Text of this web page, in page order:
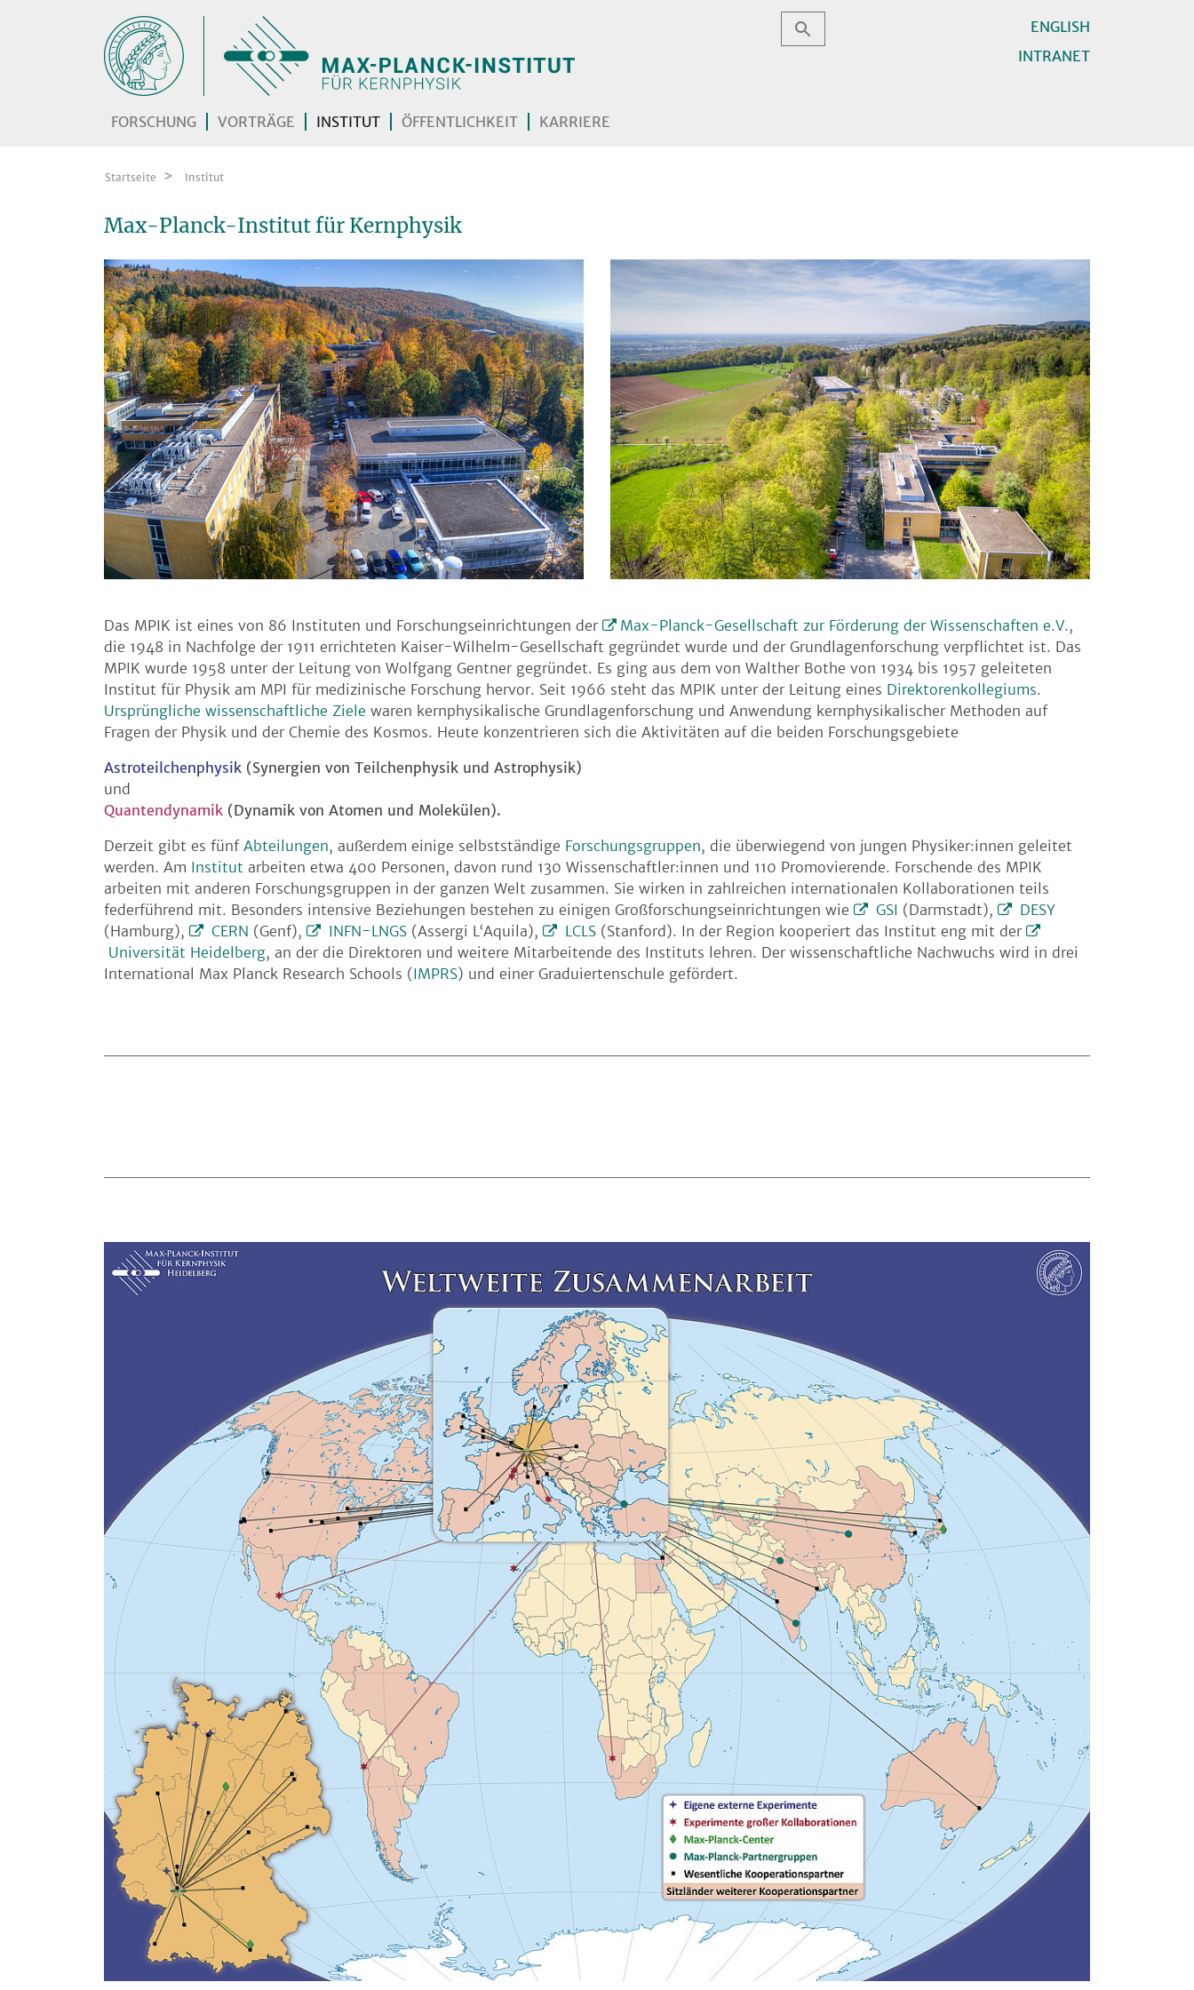
ENGLISH
INTRANET
FORSCHUNG VORTRÄGE INSTITUT ÖFFENTLICHKEIT KARRIERE
Startseite Institut
Max-Planck-Institut für Kernphysik
Das MPIK ist eines von 86 Instituten und Forschungseinrichtungen der Max-Planck-Gesellschaft zur Förderung der Wissenschaften e.V.,
die 1948 in Nachfolge der 1911 errichteten Kaiser-Wilhelm-Gesellschaft gegründet wurde und der Grundlagenforschung verpflichtet ist. Das
MPIK wurde 1958 unter der Leitung von Wolfgang Gentner gegründet. Es ging aus dem von Walther Bothe von 1934 bis 1957 geleiteten
Institut für Physik am MPI für medizinische Forschung hervor. Seit 1966 steht das MPIK unter der Leitung eines Direktorenkollegiums.
Ursprüngliche wissenschaftliche Ziele waren kernphysikalische Grundlagenforschung und Anwendung kernphysikalischer Methoden auf
Fragen der Physik und der Chemie des Kosmos. Heute konzentrieren sich die Aktivitäten auf die beiden Forschungsgebiete
Astroteilchenphysik (Synergien von Teilchenphysik und Astrophysik)
und
Quantendynamik (Dynamik von Atomen und Molekülen).
Derzeit gibt es fünf Abteilungen, außerdem einige selbstständige Forschungsgruppen, die überwiegend von jungen Physiker:innen geleitet
werden. Am Institut arbeiten etwa 400 Personen, davon rund 130 Wissenschaftler:innen und 110 Promovierende. Forschende des MPIK
arbeiten mit anderen Forschungsgruppen in der ganzen Welt zusammen. Sie wirken in zahlreichen internationalen Kollaborationen teils
federführend mit. Besonders intensive Beziehungen bestehen zu einigen Großforschungseinrichtungen wie
GSI (Darmstadt),
DESY
(Hamburg),
CERN (Genf), INFN-LNGS (Assergi L‘Aquila), LCLS (Stanford). In der Region kooperiert das Institut eng mit der
Universität Heidelberg, an der die Direktoren und weitere Mitarbeitende des Instituts lehren. Der wissenschaftliche Nachwuchs wird in drei
International Max Planck Research Schools (IMPRS) und einer Graduiertenschule gefördert.